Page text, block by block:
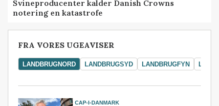
Svineproducenter kalder Danish Crowns
notering en katastrofe
FRA VORES UGEAVISER
LANDBRUGNORD LANDBRUGSYD LANDBRUGFYN
CAP-I-DANMARK